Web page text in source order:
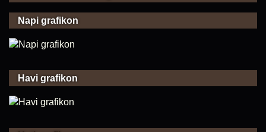
Napi grafikon
Havi grafikon